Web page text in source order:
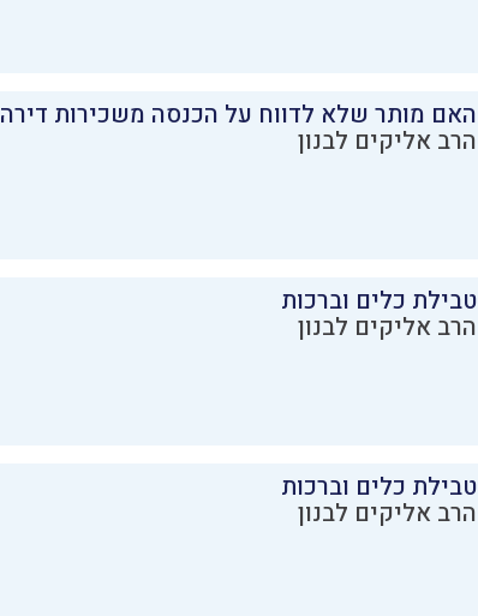
האם מותר שלא לדווח על הכנסה משכירות דירה
הרב אליקים לבנון
טבילת כלים וברכות
הרב אליקים לבנון
טבילת כלים וברכות
הרב אליקים לבנון